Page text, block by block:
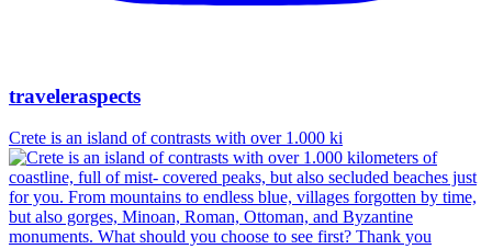
traveleraspects
Crete is an island of contrasts with over 1.000 ki